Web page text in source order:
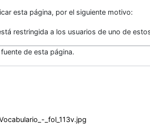
esta página, por el siguiente motivo:
restringida a los usuarios de uno de
de esta página.